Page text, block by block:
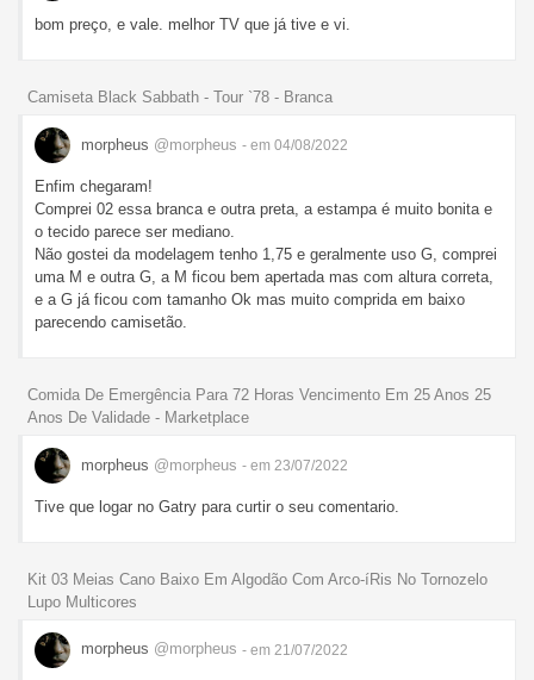
bom preço, e vale. melhor TV que já tive e vi.
Camiseta Black Sabbath - Tour `78 - Branca
morpheus @morpheus - em 04/08/2022
Enfim chegaram!
Comprei 02 essa branca e outra preta, a estampa é muito bonita e
o tecido parece ser mediano.
Não gostei da modelagem tenho 1,75 e geralmente uso G, comprei
uma M e outra G, a M ficou bem apertada mas com altura correta,
e a G já ficou com tamanho Ok mas muito comprida em baixo
parecendo camisetão.
Comida De Emergência Para 72 Horas Vencimento Em 25 Anos 25
Anos De Validade - Marketplace
morpheus @morpheus - em 23/07/2022
Tive que logar no Gatry para curtir o seu comentario.
Kit 03 Meias Cano Baixo Em Algodão Com Arco-íRis No Tornozelo
Lupo Multicores
morpheus @morpheus - em 21/07/2022